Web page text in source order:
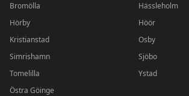
Bromölla
Hässleholm
Hörby
Höör
Kristianstad
Osby
Simrishamn
Sjöbo
Tomelilla
Ystad
Östra Göinge